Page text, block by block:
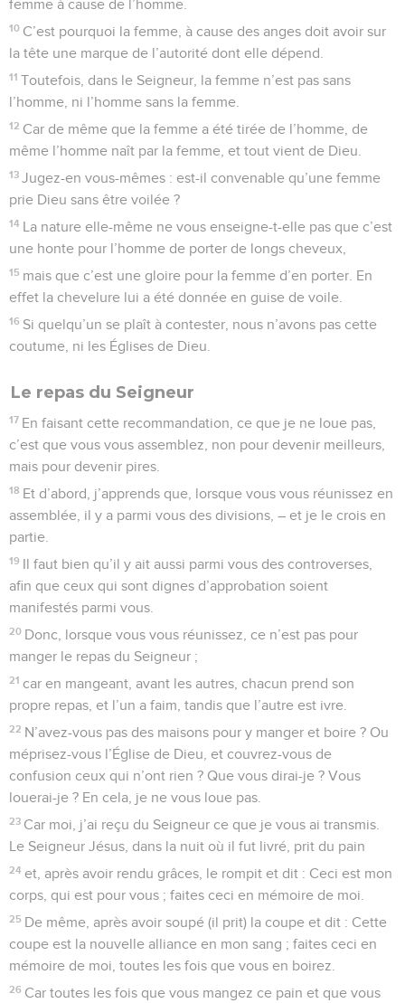
femme à cause de l’homme.
10 C’est pourquoi la femme, à cause des anges doit avoir sur
la tête une marque de l’autorité dont elle dépend.
11 Toutefois, dans le Seigneur, la femme n’est pas sans
l’homme, ni l’homme sans la femme.
12 Car de même que la femme a été tirée de l’homme, de
même l’homme naît par la femme, et tout vient de Dieu.
13 Jugez-en vous-mêmes : est-il convenable qu’une femme
prie Dieu sans être voilée ?
14 La nature elle-même ne vous enseigne-t-elle pas que c’est
une honte pour l’homme de porter de longs cheveux,
15 mais que c’est une gloire pour la femme d’en porter. En
effet la chevelure lui a été donnée en guise de voile.
16 Si quelqu’un se plaît à contester, nous n’avons pas cette
coutume, ni les Églises de Dieu.
Le repas du Seigneur
17 En faisant cette recommandation, ce que je ne loue pas,
c’est que vous vous assemblez, non pour devenir meilleurs,
mais pour devenir pires.
18 Et d’abord, j’apprends que, lorsque vous vous réunissez en
assemblée, il y a parmi vous des divisions, – et je le crois en
partie.
19 Il faut bien qu’il y ait aussi parmi vous des controverses,
afin que ceux qui sont dignes d’approbation soient
manifestés parmi vous.
20 Donc, lorsque vous vous réunissez, ce n’est pas pour
manger le repas du Seigneur ;
21 car en mangeant, avant les autres, chacun prend son
propre repas, et l’un a faim, tandis que l’autre est ivre.
22 N’avez-vous pas des maisons pour y manger et boire ? Ou
méprisez-vous l’Église de Dieu, et couvrez-vous de
confusion ceux qui n’ont rien ? Que vous dirai-je ? Vous
louerai-je ? En cela, je ne vous loue pas.
23 Car moi, j’ai reçu du Seigneur ce que je vous ai transmis.
Le Seigneur Jésus, dans la nuit où il fut livré, prit du pain
24 et, après avoir rendu grâces, le rompit et dit : Ceci est mon
corps, qui est pour vous ; faites ceci en mémoire de moi.
25 De même, après avoir soupé (il prit) la coupe et dit : Cette
coupe est la nouvelle alliance en mon sang ; faites ceci en
mémoire de moi, toutes les fois que vous en boirez.
26 Car toutes les fois que vous mangez ce pain et que vous